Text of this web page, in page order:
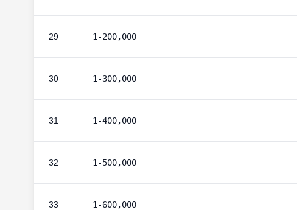
29 1-200,000
30 1-300,000
31 1-400,000
32 1-500,000
33 1-600,000